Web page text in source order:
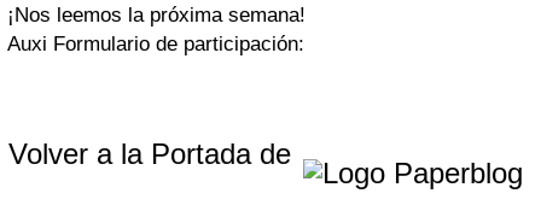
¡Nos leemos la próxima semana!
Auxi Formulario de participación:
Volver a la Portada de